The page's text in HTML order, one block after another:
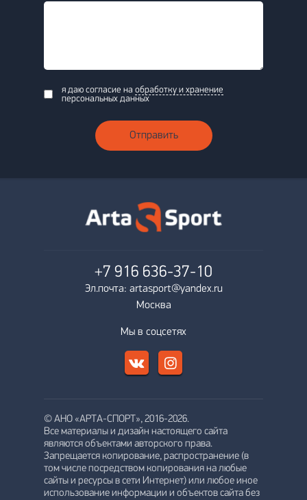
я даю согласие на обработку и хранение
персональных данных
Отправить
+7 916 636-37-10
Эл.почта: artasport@yandex.ru
Москва
Мы в соцсетях
© АНО «АРТА-СПОРТ», 2016-2026.
Все материалы и дизайн настоящего сайта
являются объектами авторского права.
Запрещается копирование, распространение (в
том числе посредством копирования на любые
сайты и ресурсы в сети Интернет) или любое иное
использование информации и объектов сайта без